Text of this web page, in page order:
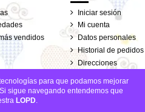
vendidos
Iniciar sesión
Mi cuenta
Datos personales
Historial de pedidos
Direcciones
pedidos de clientes
invitados
para que podamos mejorar
sigue navegando entendemos que
LOPD.